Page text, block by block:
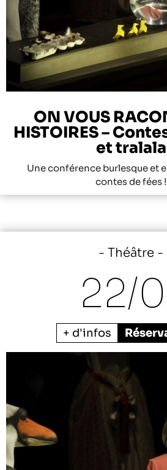
ON VOUS
HISTOIRES –
et tralala
Une conférence burlesque et
contes de fées !
Théâtre
22/
+ d'infos